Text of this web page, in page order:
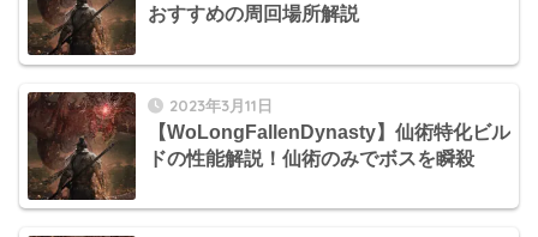
おすすめの周回場所解説
2023年3月11日
【WoLongFallenDynasty】仙術特化ビル
ドの性能解説！仙術のみでボスを瞬殺